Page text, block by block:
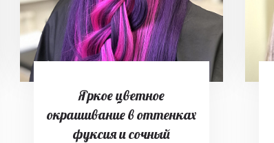
Яркое цветное
окрашивание в оттенках
фуксия и сочный